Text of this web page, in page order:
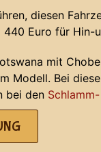
diesen
Euro für Hin-
mit
Modell. Bei
bei den